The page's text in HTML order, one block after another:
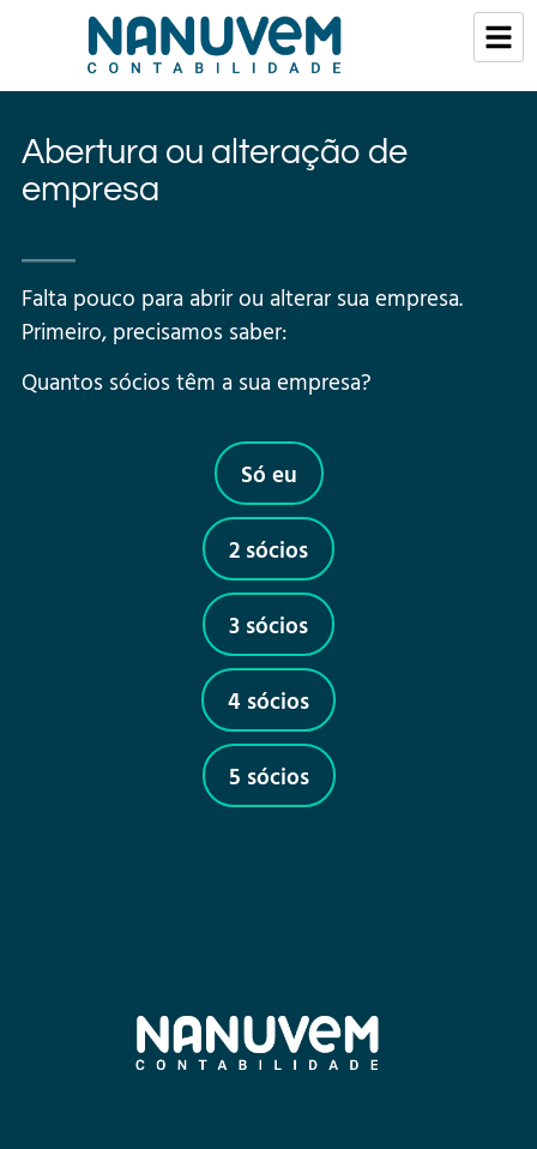
Abertura ou alteração de
empresa
Falta pouco para abrir ou alterar sua empresa.
Primeiro, precisamos saber:
Quantos sócios têm a sua empresa?
Só eu
2 sócios
3 sócios
4 sócios
5 sócios